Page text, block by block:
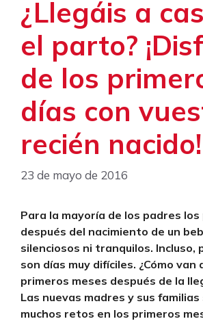
¿Llegáis a
el parto?
de los
días con
recién nacido!
23 de mayo de 2016
Para la mayoría de los padres
después del nacimiento de un
silenciosos ni tranquilos. Incluso,
son días muy difíciles. ¿Cómo van
primeros meses después de la
Las nuevas madres y sus
muchos retos en los primeros